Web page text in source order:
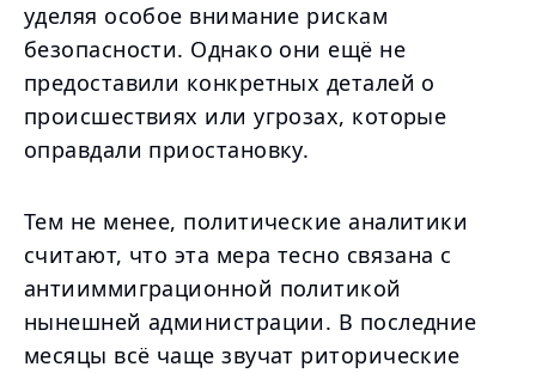
уделяя особое внимание рискам
безопасности. Однако они ещё не
предоставили конкретных деталей о
происшествиях или угрозах, которые
оправдали приостановку.
Тем не менее, политические аналитики
считают, что эта мера тесно связана с
антииммиграционной политикой
нынешней администрации. В последние
месяцы всё чаще звучат риторические